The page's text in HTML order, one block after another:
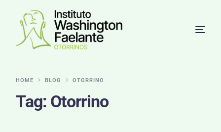
HOME BLOG OTORRINO
Tag: Otorrino